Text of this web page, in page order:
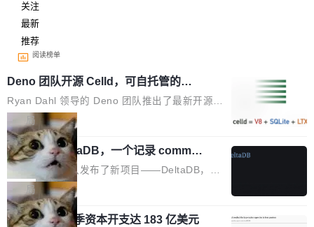
关注
最新
推荐
阅读榜单
Deno 团队开源 Celld，可自托管的分
布式 Durable Objects
Ryan Dahl 领导的 Deno 团队推出了最新开源项
目 Celld，一个能在自己机器上运行 Cloudflare
Workers 和 Durable Objects 的守护进程。 设
计思路很直接：每个对象是一个独立的 SQLite
数据库，按名称寻址，复制到你自己的 S3 兼容
存储库里。节点之间只通过这个存储库协调——
没有控制平面，没有共识协议。每个对象自带一
个小型数据库，应用天然按分片构建，单个数据
局
Zed 推出 DeltaDB，一个记录 commit
之间所有操作的版本控制系统
Zed 编辑器团队发布了新项目——DeltaDB，一
个在 git commit 之间记录每一次编辑操作的版
本控制系统。目前处于 Early Access 阶段。 De
ltaDB 的核心思路直接写在 landing page 最显
局
SpaceXAI 单季资本开支达 183 亿美元